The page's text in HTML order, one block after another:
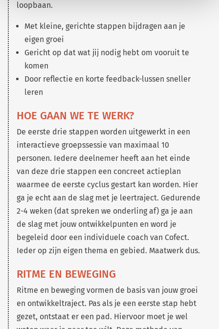
loopbaan.
Met kleine, gerichte stappen bijdragen aan je
eigen groei
Gericht op dat wat jij nodig hebt om vooruit te
komen
Door reflectie en korte feedback-lussen sneller
leren
HOE GAAN WE TE WERK?
De eerste drie stappen worden uitgewerkt in een
interactieve groepssessie van maximaal 10
personen. Iedere deelnemer heeft aan het einde
van deze drie stappen een concreet actieplan
waarmee de eerste cyclus gestart kan worden. Hier
ga je echt aan de slag met je leertraject. Gedurende
2-4 weken (dat spreken we onderling af) ga je aan
de slag met jouw ontwikkelpunten en word je
begeleid door een individuele coach van Cofect.
Ieder op zijn eigen thema en gebied. Maatwerk dus.
RITME EN BEWEGING
Ritme en beweging vormen de basis van jouw groei
en ontwikkeltraject. Pas als je een eerste stap hebt
gezet, ontstaat er een pad. Hiervoor moet je wel